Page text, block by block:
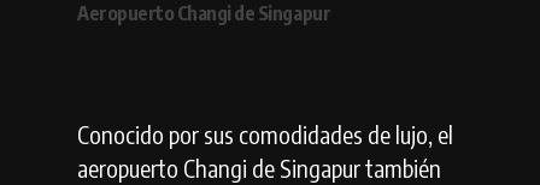
Aeropuerto Changi de Singapur
Conocido por sus comodidades de lujo, el
aeropuerto Changi de Singapur también